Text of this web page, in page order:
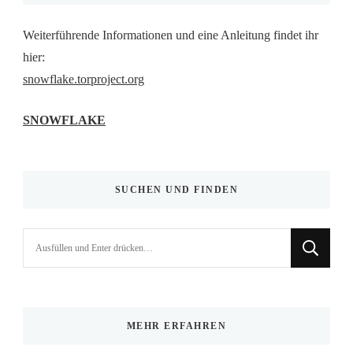
Weiterführende Informationen und eine Anleitung findet ihr
hier:
snowflake.torproject.org
SNOWFLAKE
SUCHEN UND FINDEN
MEHR ERFAHREN